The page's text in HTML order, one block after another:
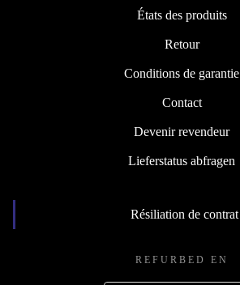
États des produits
Retour
Conditions de garantie
Contact
Devenir revendeur
Lieferstatus abfragen
Résiliation de contrat
REFURBED EN